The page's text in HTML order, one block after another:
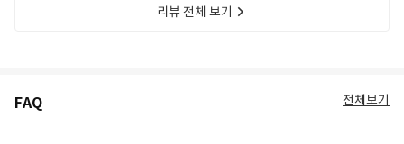
리뷰 전체 보기
FAQ 전체보기